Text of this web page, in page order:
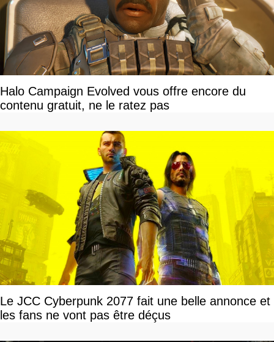
Halo Campaign Evolved vous offre encore du
contenu gratuit, ne le ratez pas
Le JCC Cyberpunk 2077 fait une belle annonce et
les fans ne vont pas être déçus